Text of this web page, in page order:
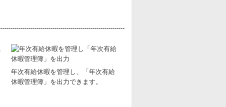
年次有給休暇を管理し、「年次有給
休暇管理簿」を出力できます。